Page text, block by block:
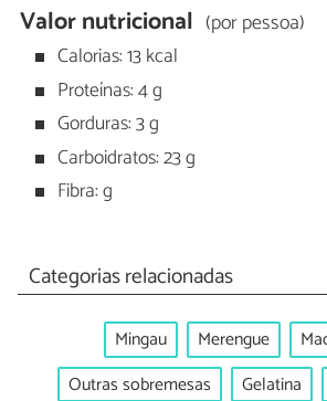
Valor nutricional (por pessoa)
Calorias: 13 kcal
Proteínas: 4 g
Gorduras: 3 g
Carboidratos: 23 g
Fibra: g
Categorias relacionadas
Mingau Merengue
Outras sobremesas
Gelatina